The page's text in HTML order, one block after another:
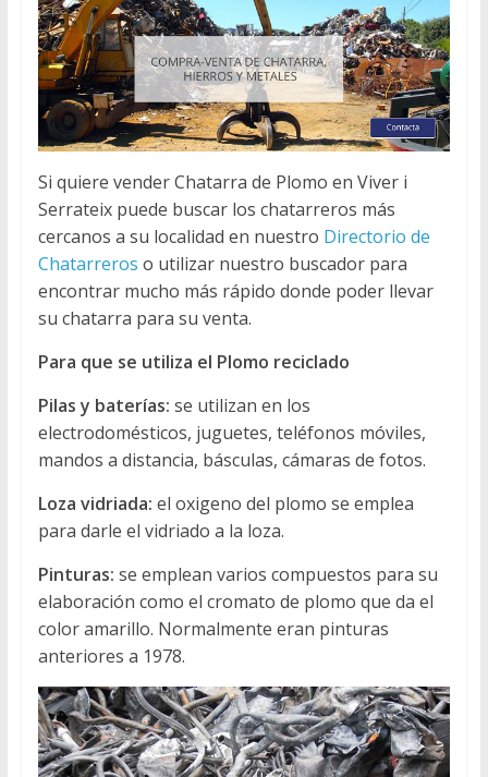
Si quiere vender Chatarra de Plomo en Viver i
Serrateix puede buscar los chatarreros más
cercanos a su localidad en nuestro Directorio de
Chatarreros o utilizar nuestro buscador para
encontrar mucho más rápido donde poder llevar
su chatarra para su venta.
Para que se utiliza el Plomo reciclado
Pilas y baterías: se utilizan en los
electrodomésticos, juguetes, teléfonos móviles,
mandos a distancia, básculas, cámaras de fotos.
Loza vidriada: el oxigeno del plomo se emplea
para darle el vidriado a la loza.
Pinturas: se emplean varios compuestos para su
elaboración como el cromato de plomo que da el
color amarillo. Normalmente eran pinturas
anteriores a 1978.